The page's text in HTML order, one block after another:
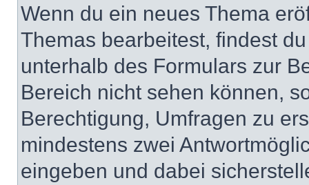
Wenn du ein neues Thema
Themas bearbeitest, findest
unterhalb des Formulars zur
Bereich nicht sehen können,
Berechtigung, Umfragen zu
mindestens zwei
eingeben und dabei